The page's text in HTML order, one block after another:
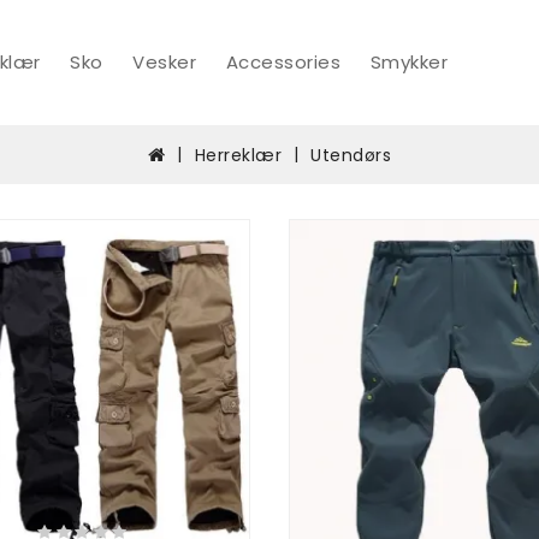
Sko Vesker Accessories Smykker
Herreklær Utendørs